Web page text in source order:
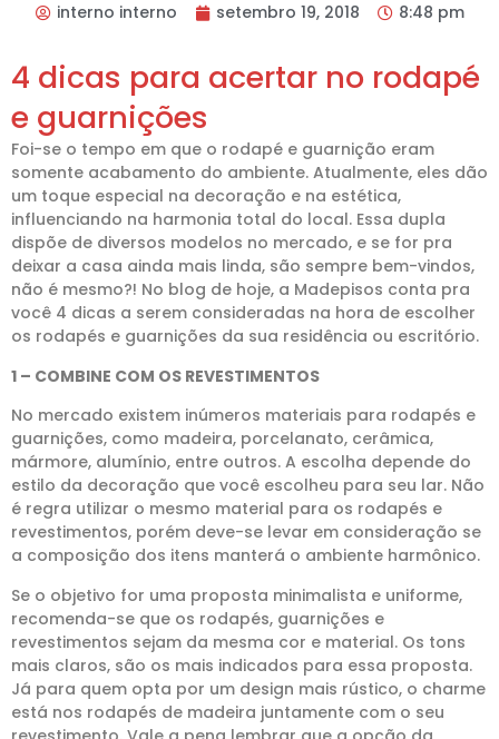
interno interno setembro 19, 2018 8:48 pm
4 dicas para acertar no rodapé
e guarnições
Foi-se o tempo em que o rodapé e guarnição eram
somente acabamento do ambiente. Atualmente, eles dão
um toque especial na decoração e na estética,
influenciando na harmonia total do local. Essa dupla
dispõe de diversos modelos no mercado, e se for pra
deixar a casa ainda mais linda, são sempre bem-vindos,
não é mesmo?! No blog de hoje, a Madepisos conta pra
você 4 dicas a serem consideradas na hora de escolher
os rodapés e guarnições da sua residência ou escritório.
1 – COMBINE COM OS REVESTIMENTOS
No mercado existem inúmeros materiais para rodapés e
guarnições, como madeira, porcelanato, cerâmica,
mármore, alumínio, entre outros. A escolha depende do
estilo da decoração que você escolheu para seu lar. Não
é regra utilizar o mesmo material para os rodapés e
revestimentos, porém deve-se levar em consideração se
a composição dos itens manterá o ambiente harmônico.
Se o objetivo for uma proposta minimalista e uniforme,
recomenda-se que os rodapés, guarnições e
revestimentos sejam da mesma cor e material. Os tons
mais claros, são os mais indicados para essa proposta.
Já para quem opta por um design mais rústico, o charme
está nos rodapés de madeira juntamente com o seu